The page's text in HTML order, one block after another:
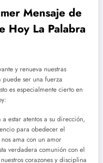
Mensaje de
Hoy La Palabra
y renueva nuestras
puede ser una fuerza
es especialmente cierto en
a estar atentos a su dirección,
para obedecer el
ama con un amor
verdadera comunión con el
corazones y disciplina